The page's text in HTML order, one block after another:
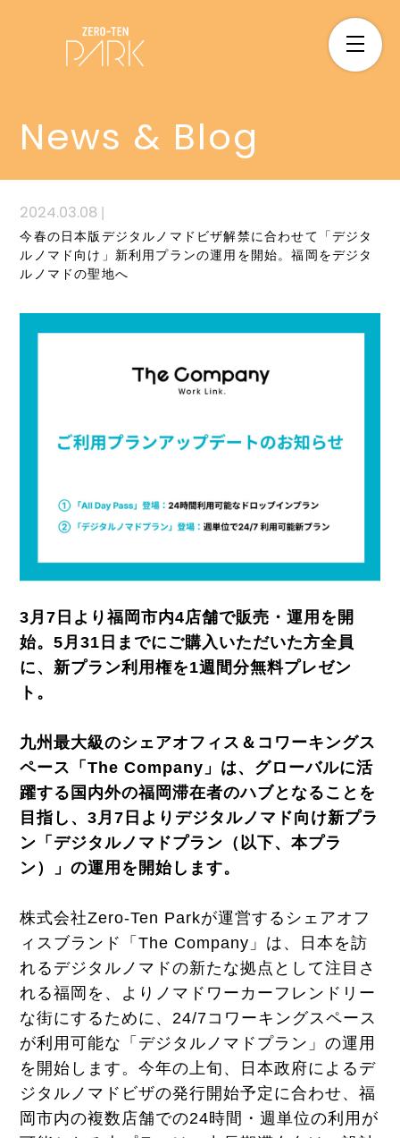
News & Blog
2024.03.08 |
今春の日本版デジタルノマドビザ解禁に合わせて「デジタ
ルノマド向け」新利用プランの運用を開始。福岡をデジタ
ルノマドの聖地へ
3月7日より福岡市内4店舗で販売・運用を開
始。5月31日までにご購入いただいた方全員
に、新プラン利用権を1週間分無料プレゼン
ト。
九州最大級のシェアオフィス＆コワーキングス
ペース「The Company」は、グローバルに活
躍する国内外の福岡滞在者のハブとなることを
目指し、3月7日よりデジタルノマド向け新プラ
ン「デジタルノマドプラン（以下、本プラ
ン）」の運用を開始します。
株式会社Zero-Ten Parkが運営するシェアオフ
ィスブランド「The Company」は、日本を訪
れるデジタルノマドの新たな拠点として注目さ
れる福岡を、よりノマドワーカーフレンドリー
な街にするために、24/7コワーキングスペース
が利用可能な「デジタルノマドプラン」の運用
を開始します。今年の上旬、日本政府によるデ
ジタルノマドビザの発行開始予定に合わせ、福
岡市内の複数店舗での24時間・週単位の利用が